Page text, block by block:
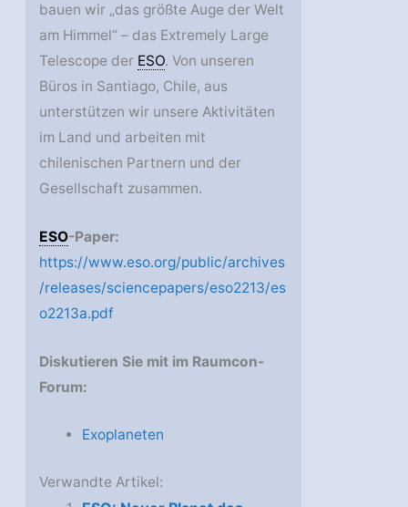
bauen wir „das größte Auge der Welt
am Himmel“ – das Extremely Large
Telescope der ESO. Von unseren
Büros in Santiago, Chile, aus
unterstützen wir unsere Aktivitäten
im Land und arbeiten mit
chilenischen Partnern und der
Gesellschaft zusammen.
ESO-Paper:
https://www.eso.org/public/archives
/releases/sciencepapers/eso2213/es
o2213a.pdf
Diskutieren Sie mit im Raumcon-
Forum:
Exoplaneten
Verwandte Artikel: